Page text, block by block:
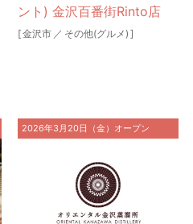
ント) 金沢百番街Rinto店
[金沢市 ／ その他(グルメ) ]
2026年3月20日（金）オープン